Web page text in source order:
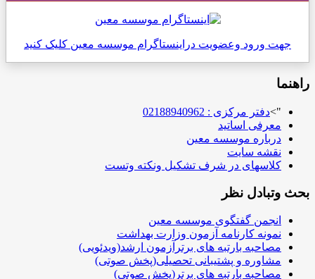
جهت ورود وعضویت دراینستاگرام موسسه معین کلیک کنید
راهنما
">دفتر مرکزی : 02188940962
معرفی اساتید
درباره موسسه معین
نقشه سایت
کلاسهای در شرف تشکیل ونکته وتست
بحث وتبادل نظر
انجمن گفتگوی موسسه معین
نمونه کارنامه آزمون وزارت بهداشت
مصاحبه بارتبه های برترآزمون ارشد(ویدئویی)
مشاوره و پشتیبانی تحصیلی(پخش صوتی)
مصاحبه بارتبه های برتر(پخش صوتی)